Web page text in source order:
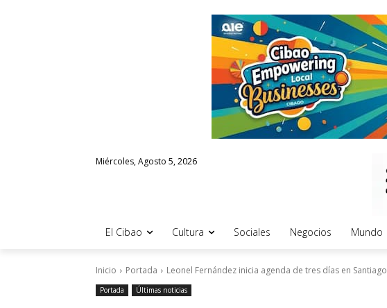
Miércoles, Agosto 5, 2026
El Cibao Cultura Sociales Negocios Mundo
Inicio Portada Leonel Fernández inicia agenda de tres días en Santiago
Portada Últimas noticias